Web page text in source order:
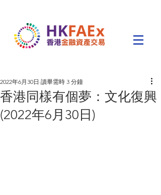
香港同樣有個夢：文化復興
(2022年6月30日)
2022年6月30日 讀畢需時 3 分鐘